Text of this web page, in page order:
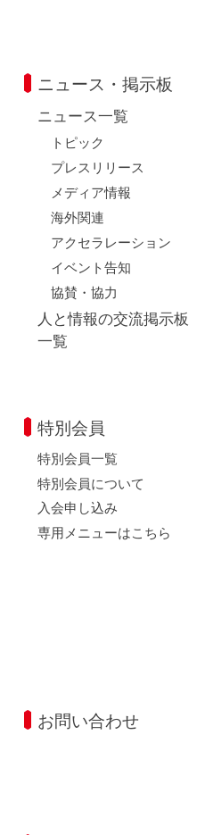
ニュース・掲示板
ニュース一覧
トピック
プレスリリース
メディア情報
海外関連
アクセラレーション
イベント告知
協賛・協力
人と情報の交流掲示板
一覧
特別会員
特別会員一覧
特別会員について
入会申し込み
専用メニューはこちら
お問い合わせ